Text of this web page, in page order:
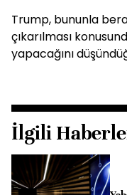
Trump, bununla
çıkarılması
yapacağını
İlgili